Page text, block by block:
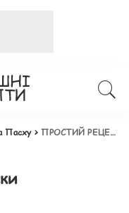
Пасху>ПРОСТИЙ РЕЦЕПТ паски